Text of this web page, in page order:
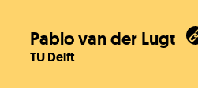
Pablo van der Lugt
TU Delft